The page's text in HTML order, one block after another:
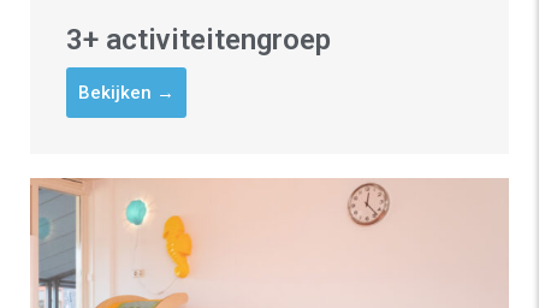
3+ activiteitengroep
Bekijken →